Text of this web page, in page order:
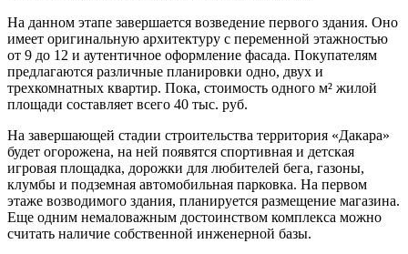
На данном этапе завершается возведение первого здания. Оно
имеет оригинальную архитектуру с переменной этажностью
от 9 до 12 и аутентичное оформление фасада. Покупателям
предлагаются различные планировки одно, двух и
трехкомнатных квартир. Пока, стоимость одного м² жилой
площади составляет всего 40 тыс. руб.
На завершающей стадии строительства территория «Дакара»
будет огорожена, на ней появятся спортивная и детская
игровая площадка, дорожки для любителей бега, газоны,
клумбы и подземная автомобильная парковка. На первом
этаже возводимого здания, планируется размещение магазина.
Еще одним немаловажным достоинством комплекса можно
считать наличие собственной инженерной базы.